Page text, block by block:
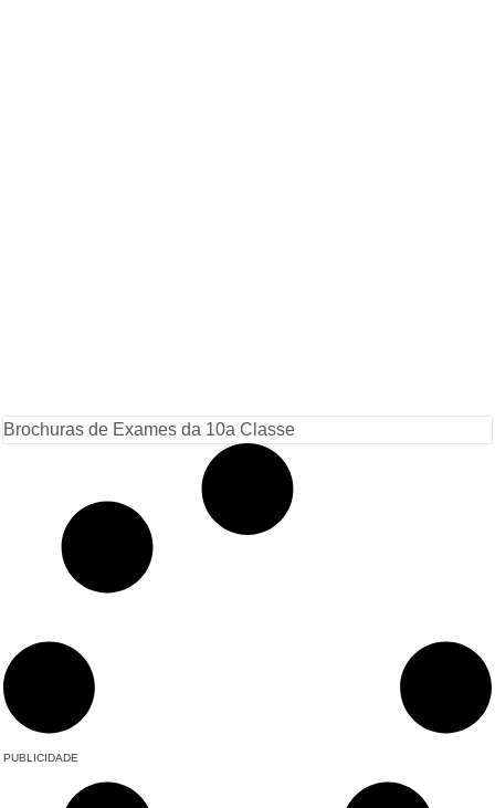
Brochuras de Exames da 10a Classe
PUBLICIDADE